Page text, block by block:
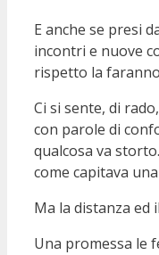
E anche se presi
incontri e nuove
rispetto la
Ci si sente, di
con parole di
qualcosa va
come capitava
Ma la distanza ed
Una promessa le